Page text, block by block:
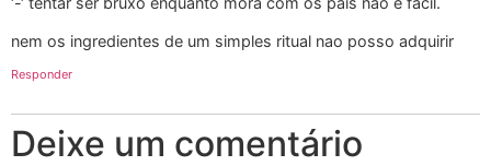
nem os ingredientes de um simples ritual nao posso adquirir
Responder
Deixe um comentário